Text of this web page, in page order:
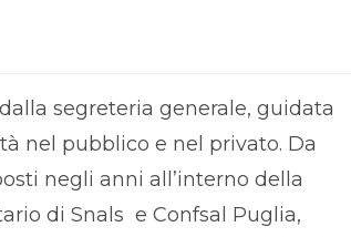
segreteria generale, guidata
nel pubblico e nel privato. Da
negli anni all’interno della
di Snals e Confsal Puglia,